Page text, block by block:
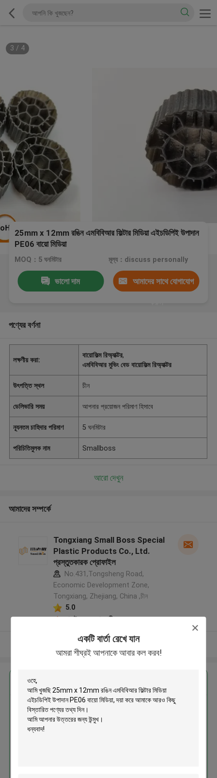
একটি বার্তা রেখে যান
আমরা শীঘ্রই আপনাকে আবার কল করব!
3 / 4
25mm x 12mm রঙিন এমবিবিআর ফিল্টার মিডিয়া এইচডিপিই উপাদান
PE06 বায়ো মিডিয়া
MOQ：5 ঘনমিটার মূল্য：discuss personally
ভালো দাম আমাদের সাথে যোগাযোগ
পণ্যের বর্ণনা
লক্ষণীয় করা:
বায়োফিল্ম রিঅ্যাক্টর,
এমবিবিআর মুভিং বেড বায়োফিল্ম রিঅ্যাক্টর
উৎপত্তি স্থল চীন
ডেলিভারি সময় আপনার প্রয়োজন পরিমাণ হিসাবে
ন্যূনতম চাহিদার পরিমাণ 5 ঘনমিটার
পরিচিতিমুলক নাম Smallboss
আরো দেখুন
আমাদের সম্পর্কে
Tongxiang Small Boss Special
Plastic Products Co., Ltd.
প্রস্তুতকারক প্রোফাইল
No.431,Tongsheng Road,
Economic Development Zone,
Tongxiang, Zhejiang, China ,চীন
5.0
যাচাইকৃত সরবরাহকারী
আরো দেখুন
25mm x 12mm রঙিন এমবিবিআর ফিল্টার
মিডিয়া এইচডিপিই উপাদান PE06 বায়ো মিডিয়া